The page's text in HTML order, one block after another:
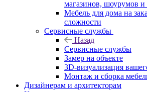
магазинов, шоурумов и
Мебель для дома на
сложности
Сервисные службы
Назад
Сервисные службы
Замер на объекте
3D-визуализация
Монтаж и сборка
Дизайнерам и архитекторам